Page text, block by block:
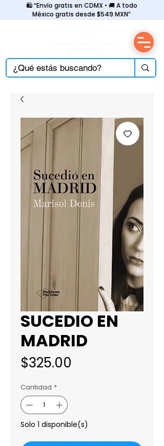
🛍️ “Envío gratis en CDMX • 🚚 A todo
México gratis desde $549 MXN”
SUCEDIO EN
MADRID
$325.00
Cantidad *
Solo 1 disponible(s)